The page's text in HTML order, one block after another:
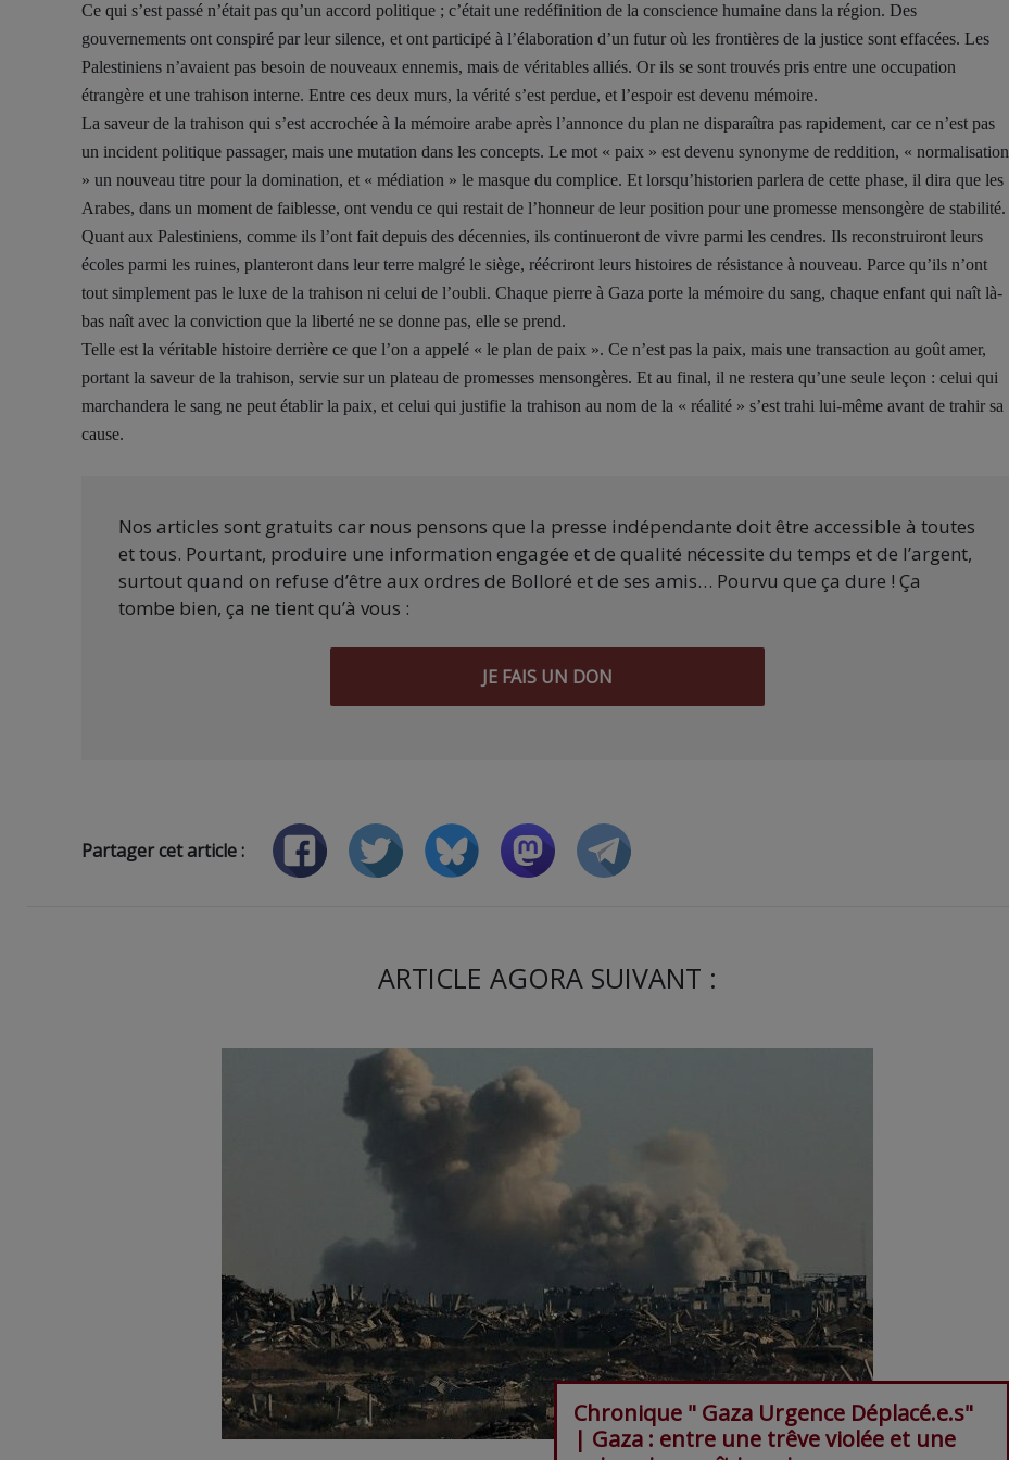
Ce qui s’est passé n’était pas qu’un accord politique ; c’était une redéfinition de la conscience humaine dans la région. Des
gouvernements ont conspiré par leur silence, et ont participé à l’élaboration d’un futur où les frontières de la justice sont effacées. Les
Palestiniens n’avaient pas besoin de nouveaux ennemis, mais de véritables alliés. Or ils se sont trouvés pris entre une occupation
étrangère et une trahison interne. Entre ces deux murs, la vérité s’est perdue, et l’espoir est devenu mémoire.
La saveur de la trahison qui s’est accrochée à la mémoire arabe après l’annonce du plan ne disparaîtra pas rapidement, car ce n’est pas
un incident politique passager, mais une mutation dans les concepts. Le mot « paix » est devenu synonyme de reddition, « normalisation
» un nouveau titre pour la domination, et « médiation » le masque du complice. Et lorsqu’historien parlera de cette phase, il dira que les
Arabes, dans un moment de faiblesse, ont vendu ce qui restait de l’honneur de leur position pour une promesse mensongère de stabilité.
Quant aux Palestiniens, comme ils l’ont fait depuis des décennies, ils continueront de vivre parmi les cendres. Ils reconstruiront leurs
écoles parmi les ruines, planteront dans leur terre malgré le siège, réécriront leurs histoires de résistance à nouveau. Parce qu’ils n’ont
tout simplement pas le luxe de la trahison ni celui de l’oubli. Chaque pierre à Gaza porte la mémoire du sang, chaque enfant qui naît là-
bas naît avec la conviction que la liberté ne se donne pas, elle se prend.
Telle est la véritable histoire derrière ce que l’on a appelé « le plan de paix ». Ce n’est pas la paix, mais une transaction au goût amer,
portant la saveur de la trahison, servie sur un plateau de promesses mensongères. Et au final, il ne restera qu’une seule leçon : celui qui
marchandera le sang ne peut établir la paix, et celui qui justifie la trahison au nom de la « réalité » s’est trahi lui-même avant de trahir sa
cause.
Nos articles sont gratuits car nous pensons que la presse indépendante doit être accessible à toutes
et tous. Pourtant, produire une information engagée et de qualité nécessite du temps et de l’argent,
surtout quand on refuse d’être aux ordres de Bolloré et de ses amis… Pourvu que ça dure ! Ça
tombe bien, ça ne tient qu’à vous :
JE FAIS UN DON
Partager cet article :
ARTICLE AGORA SUIVANT :
Chronique " Gaza Urgence Déplacé.e.s"
| Gaza : entre une trêve violée et une